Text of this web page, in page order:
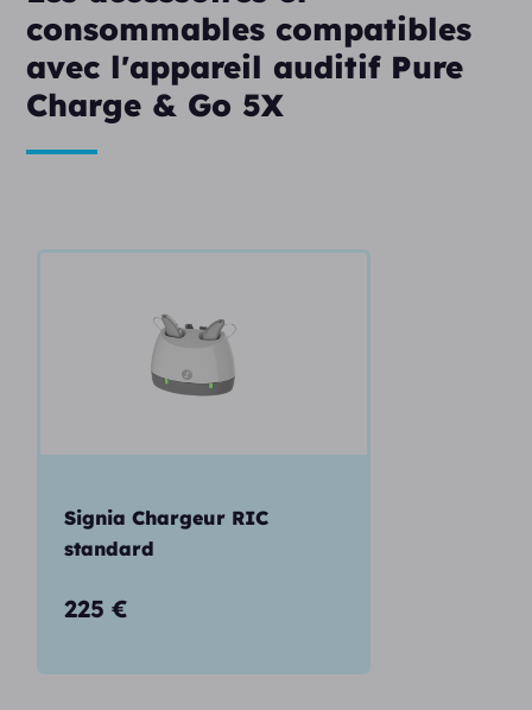
consommables compatibles
avec l'appareil auditif Pure
Charge & Go 5X
Signia Chargeur RIC
standard
225€